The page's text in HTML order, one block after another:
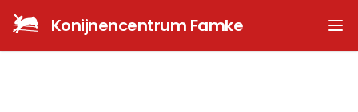
Konijnencentrum Famke